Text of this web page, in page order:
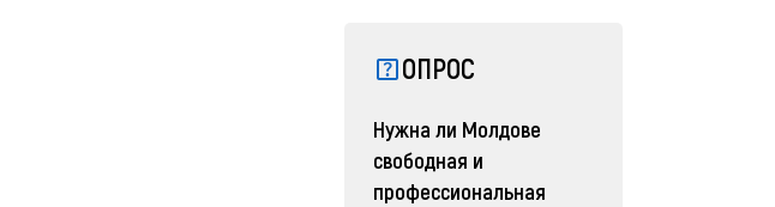
ОПРОС
Нужна ли Молдове
свободная и
профессиональная